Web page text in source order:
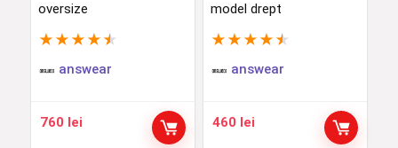
oversize
★ ★ ★ ★ ★
answear
760 lei
model drept
★ ★ ★ ★ ★
answear
460 lei